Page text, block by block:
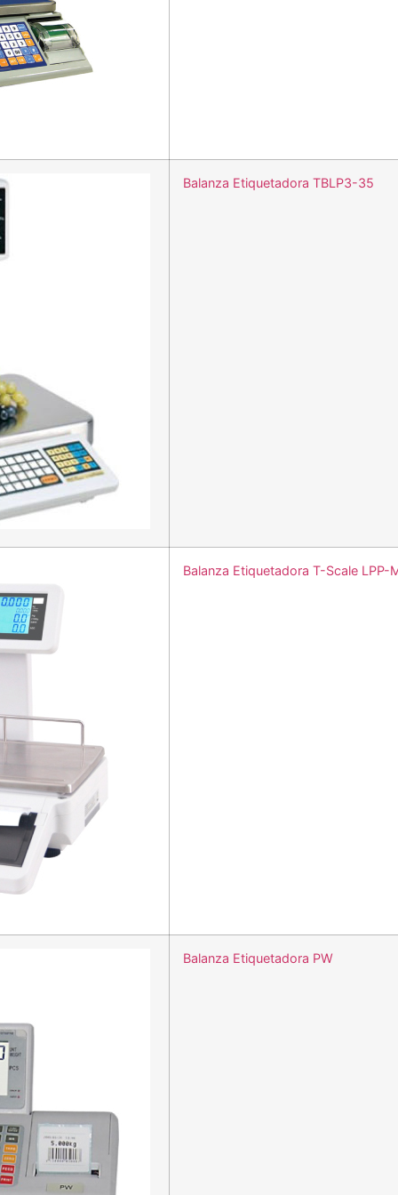
Balanza Etiquetadora TBLP3-35
Balanza Etiquetadora T-Scale LPP-
Balanza Etiquetadora PW